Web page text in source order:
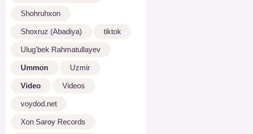
Shohruhxon
Shoxruz (Abadiya) tiktok
Ulug'bek Rahmatullayev
Ummon Uzmir
Video Videos
voydod.net
Xon Saroy Records